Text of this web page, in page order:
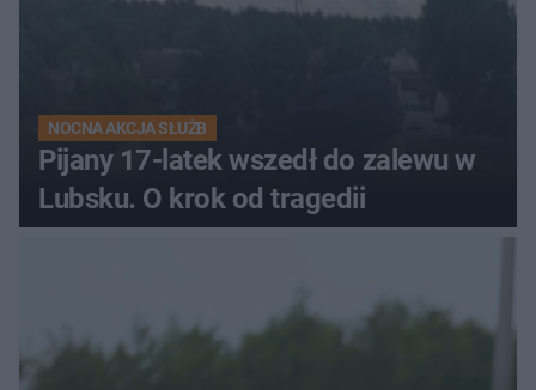
NOCNA AKCJA SŁUŻB
Pijany 17-latek wszedł do zalewu w
Lubsku. O krok od tragedii